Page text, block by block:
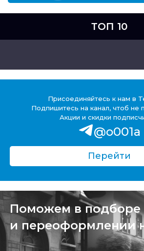
Поможем в подборе
и переоформлении
ТОП 10
Присоединяйтесь к нам в
Подпишитесь на канал, чтоб не
Акции и скидки
@o001a
Перейти